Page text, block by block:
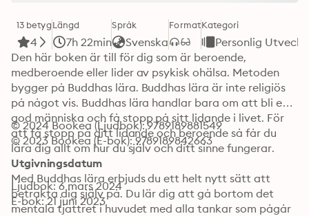
13 betyg
4
Längd
7h 22min
Språk
Svenska
FormatKategori
Personlig
Den här boken är till för dig som är beroende,
medberoende eller lider av psykisk ohälsa. Metoden
bygger på Buddhas lära. Buddhas lära är inte religiös
på något vis. Buddhas lära handlar bara om att bli en
god människa och få stopp på sitt lidande i livet. För
att få stopp på ditt lidande och beroende så får du
lära dig allt om hur du själv och ditt sinne fungerar.
Med Buddhas lära erbjuds du ett helt nytt sätt att
betrakta dig själv på. Du lär dig att gå bortom det
mentala tjattret i huvudet med alla tankar som pågår
© 2024 Bookea (Ljudbok): 9789189881549
© 2023 Bookea (E-bok): 9789189842663
Utgivningsdatum
Ljudbok: 6 mars 2024
E-bok: 21 juni 2023